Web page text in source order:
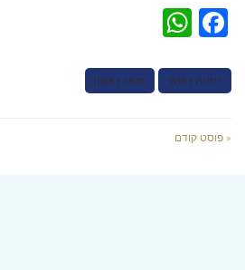
Facebook
דימות רפואי תואר ראשון
« פוסט קודם